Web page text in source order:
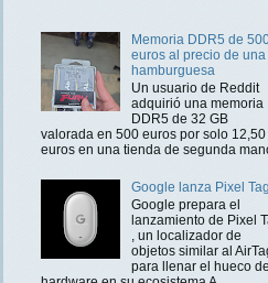
Memoria DDR5 de
euros al precio de una
hamburguesa
Un usuario de Reddit
adquirió una memoria
DDR5 de 32 GB
valorada en 500 euros por solo 12,50
euros en una tienda de segunda
Google lanza Pixel Tag
Google prepara el
lanzamiento de Pixel
, un localizador de
objetos similar al
para llenar el hueco de